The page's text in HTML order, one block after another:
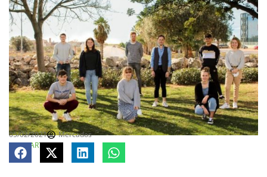
05/02/2021
Mercados
COMPARTE